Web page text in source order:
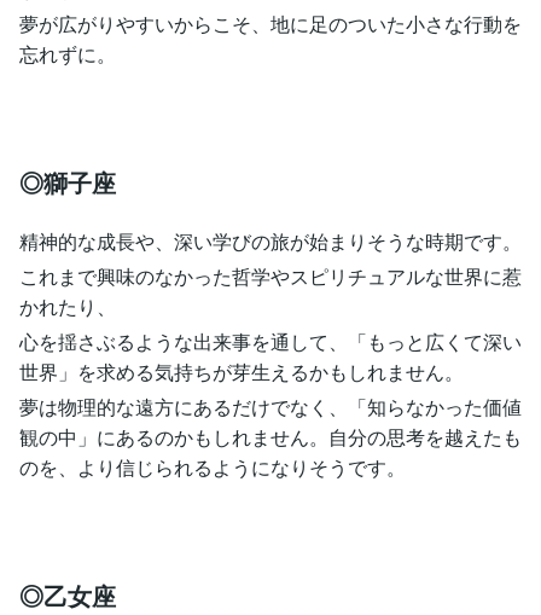
夢が広がりやすいからこそ、地に足のついた小さな行動を
忘れずに。
◎獅子座
精神的な成長や、深い学びの旅が始まりそうな時期です。
これまで興味のなかった哲学やスピリチュアルな世界に惹
かれたり、
心を揺さぶるような出来事を通して、「もっと広くて深い
世界」を求める気持ちが芽生えるかもしれません。
夢は物理的な遠方にあるだけでなく、「知らなかった価値
観の中」にあるのかもしれません。自分の思考を越えたも
のを、より信じられるようになりそうです。
◎乙女座